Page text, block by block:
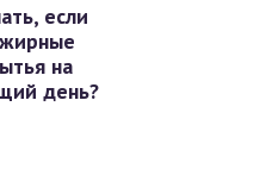
если
на
день?